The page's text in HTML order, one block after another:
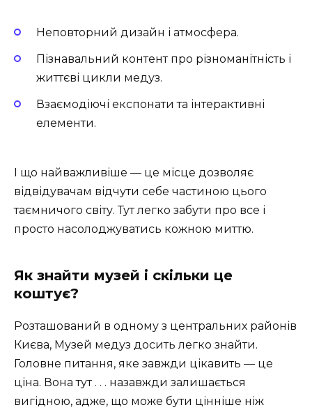
Неповторний дизайн і атмосфера.
Пізнавальний контент про різноманітність і
життєві цикли медуз.
Взаємодіючі експонати та інтерактивні
елементи.
І що найважливіше — це місце дозволяє
відвідувачам відчути себе частиною цього
таємничого світу. Тут легко забути про все і
просто насолоджуватись кожною миттю.
Як знайти музей і скільки це
коштує?
Розташований в одному з центральних районів
Києва, Музей медуз досить легко знайти.
Головне питання, яке завжди цікавить — це
ціна. Вона тут . . . назавжди залишається
вигідною, адже, що може бути цінніше ніж